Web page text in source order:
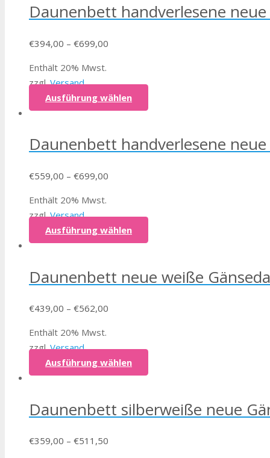
Daunenbett handverlesene
€394,00 – €699,00
Enthält 20% Mwst.
zzgl.Versand
Ausführung wählen
Daunenbett handverlesene
€559,00 – €699,00
Enthält 20% Mwst.
zzgl.Versand
Ausführung wählen
Daunenbett neue weiße
€439,00 – €562,00
Enthält 20% Mwst.
zzgl.Versand
Ausführung wählen
Daunenbett silberweiße neue
€359,00 – €511,50